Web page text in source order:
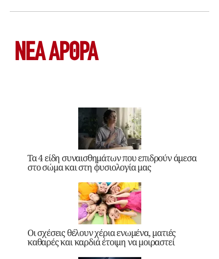
ΝΕΑ ΆΡΘΡΑ
Τα 4 είδη συναισθημάτων που επιδρούν άμεσα
στο σώμα και στη φυσιολογία μας
Οι σχέσεις θέλουν χέρια ενωμένα, ματιές
καθαρές και καρδιά έτοιμη να μοιραστεί